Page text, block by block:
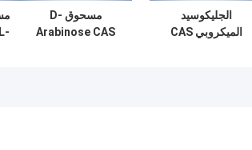
الجليكوسيد
الميكروبي CAS
مسحوق D-
Arabinose CAS